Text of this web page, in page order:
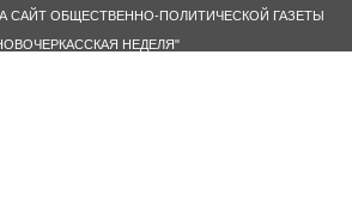
САЙТ ОБЩЕСТВЕННО-ПОЛИТИЧЕСКОЙ ГАЗЕТЫ
НЕДЕЛЯ"